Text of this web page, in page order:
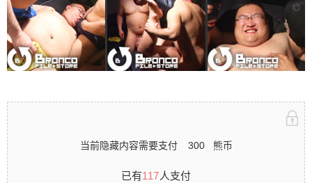
当前隐藏内容需要支付 300 熊币
已有117人支付
当前隐藏内容需要支付300熊币 已有117人支付 登
录立刻注册 0 收藏